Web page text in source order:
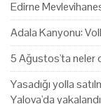
Edirne
Adala Kanyonu:
5 Ağustos'ta neler
Yasadığı yolla
Yalova'da yakalandı